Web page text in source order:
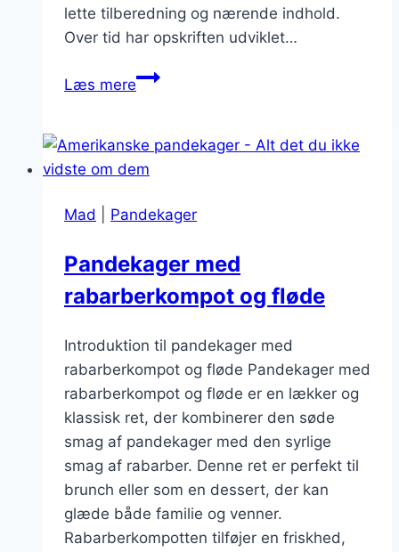
lette tilberedning og nærende indhold.
Over tid har opskriften udviklet…
Læs mereLækre
dine
amerikanske
Mad
Pandekager
Pandekager med
rabarberkompot og fløde
Introduktion til pandekager med
rabarberkompot og fløde Pandekager med
rabarberkompot og fløde er en lækker og
klassisk ret, der kombinerer den søde
smag af pandekager med den syrlige
smag af rabarber. Denne ret er perfekt til
brunch eller som en dessert, der kan
glæde både familie og venner.
Rabarberkompotten tilføjer en friskhed,